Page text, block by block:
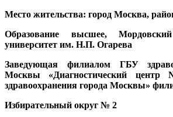
Место жительства: город Москва,
Образование высшее, Мордовский
университет им. Н.П. Огарева
Заведующая филиалом ГБУ
Москвы «Диагностический центр
здравоохранения города Москвы»
Избирательный округ № 2